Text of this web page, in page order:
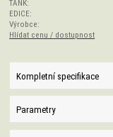
TANK:
EDICE:
Výrobce:
Hlídat cenu / dostupnost
Kompletní specifikace
Parametry